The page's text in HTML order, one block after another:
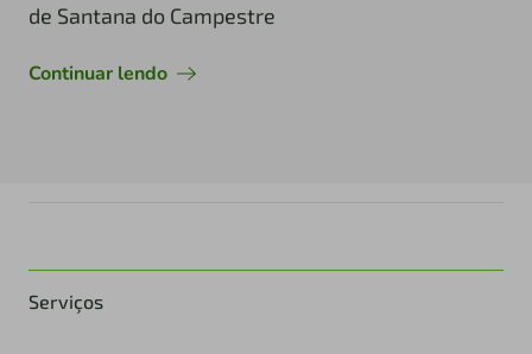
de Santana do Campestre
Continuar lendo
Serviços